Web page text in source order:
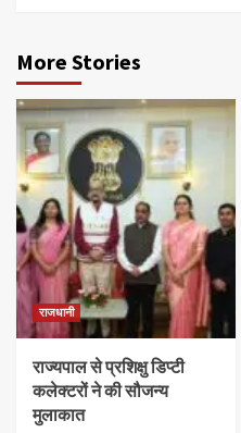
More Stories
राजधानी
राज्यपाल से प्रशिक्षु डिप्टी
कलेक्टरों ने की सौजन्य
मुलाकात